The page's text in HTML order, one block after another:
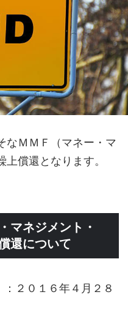
なＭＭＦ（マネー・マ
償還となります。
マネジメント・
還について
２０１６年４月２８